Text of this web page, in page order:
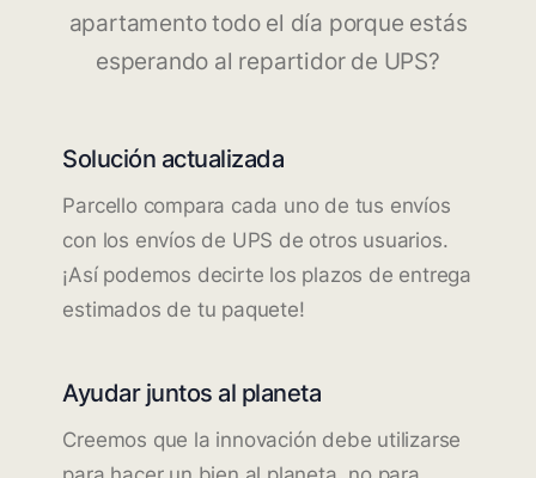
apartamento todo el día porque estás
esperando al repartidor de UPS?
Solución actualizada
Parcello compara cada uno de tus envíos
con los envíos de UPS de otros usuarios.
¡Así podemos decirte los plazos de entrega
estimados de tu paquete!
Ayudar juntos al planeta
Creemos que la innovación debe utilizarse